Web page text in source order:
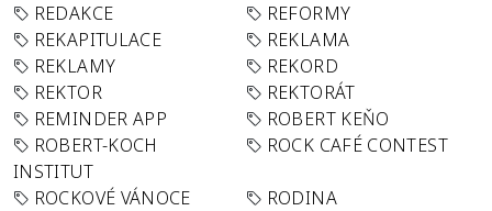
REDAKCE
REFORMY
REKAPITULACE
REKLAMA
REKLAMY
REKORD
REKTOR
REKTORÁT
REMINDER APP
ROBERT KEŇO
ROBERT-KOCH
INSTITUT
ROCK CAFÉ CONTEST
ROCKOVÉ VÁNOCE
RODINA